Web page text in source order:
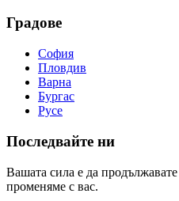
Градове
София
Пловдив
Варна
Бургас
Русе
Последвайте ни
Вашата сила е да
променяме с вас.